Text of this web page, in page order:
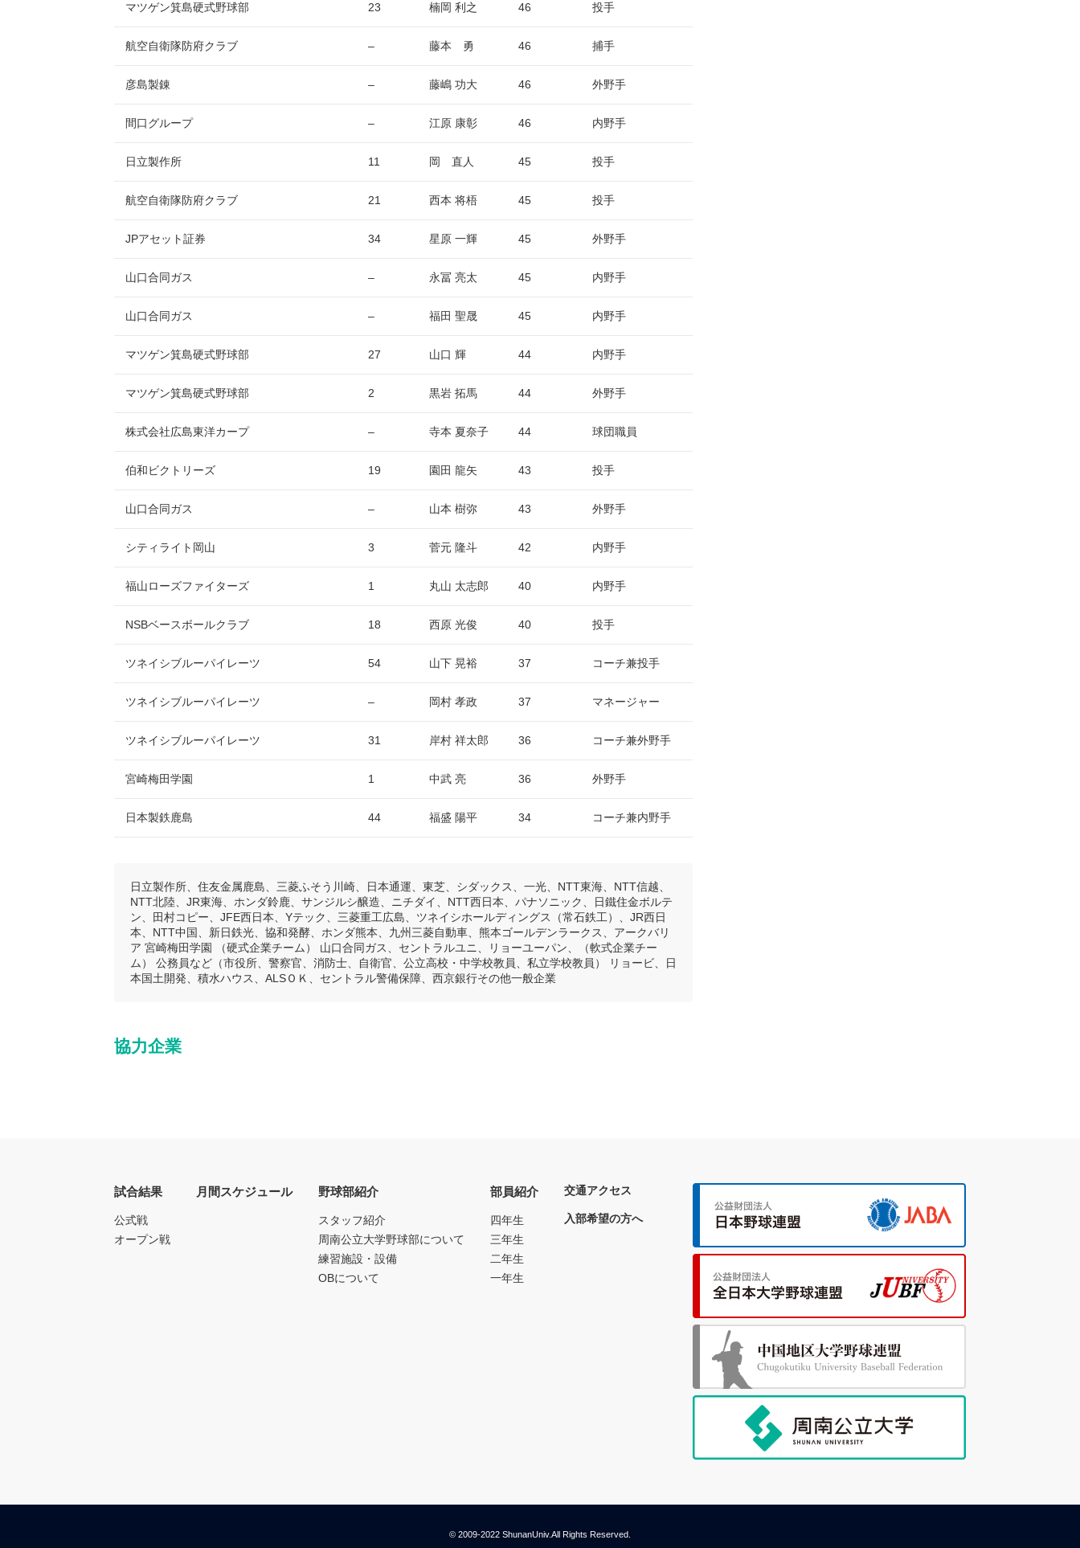
マツゲン箕島硬式野球部 23 楠岡 利之 46 投手
航空自衛隊防府クラブ – 藤本 勇 46 捕手
彦島製錬 – 藤嶋 功大 46 外野手
間口グループ – 江原 康彰 46 内野手
日立製作所 11 岡 直人 45 投手
航空自衛隊防府クラブ 21 西本 将梧 45 投手
JPアセット証券 34 星原 一輝 45 外野手
山口合同ガス – 永冨 亮太 45 内野手
山口合同ガス – 福田 聖晟 45 内野手
マツゲン箕島硬式野球部 27 山口 輝 44 内野手
マツゲン箕島硬式野球部 2 黒岩 拓馬 44 外野手
株式会社広島東洋カープ – 寺本 夏奈子 44 球団職員
伯和ビクトリーズ 19 園田 龍矢 43 投手
山口合同ガス – 山本 樹弥 43 外野手
シティライト岡山 3 菅元 隆斗 42 内野手
福山ローズファイターズ 1 丸山 太志郎 40 内野手
NSBベースボールクラブ 18 西原 光俊 40 投手
ツネイシブルーパイレーツ 54 山下 晃裕 37 コーチ兼投手
ツネイシブルーパイレーツ – 岡村 孝政 37 マネージャー
ツネイシブルーパイレーツ 31 岸村 祥太郎 36 コーチ兼外野手
宮崎梅田学園 1 中武 亮 36 外野手
日本製鉄鹿島 44 福盛 陽平 34 コーチ兼内野手
日立製作所、住友金属鹿島、三菱ふそう川崎、日本通運、東芝、シダックス、一光、NTT東海、NTT信越、
NTT北陸、JR東海、ホンダ鈴鹿、サンジルシ醸造、ニチダイ、NTT西日本、パナソニック、日鐵住金ボルテ
ン、田村コピー、JFE西日本、Yテック、三菱重工広島、ツネイシホールディングス（常石鉄工）、JR西日
本、NTT中国、新日鉄光、協和発酵、ホンダ熊本、九州三菱自動車、熊本ゴールデンラークス、アークバリ
ア 宮崎梅田学園 （硬式企業チーム） 山口合同ガス、セントラルユニ、リョーユーパン、（軟式企業チー
ム） 公務員など（市役所、警察官、消防士、自衛官、公立高校・中学校教員、私立学校教員） リョービ、日
本国土開発、積水ハウス、ALSＯＫ、セントラル警備保障、西京銀行その他一般企業
協力企業
試合結果
公式戦
オープン戦
月間スケジュール 野球部紹介
スタッフ紹介
周南公立大学野球部について
練習施設・設備
OBについて
部員紹介
四年生
三年生
二年生
一年生
交通アクセス
入部希望の方へ
© 2009-2022 ShunanUniv.All Rights Reserved.